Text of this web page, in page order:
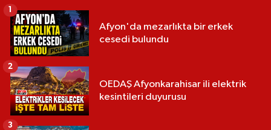
Afyon'da mezarlıkta bir erkek
cesedi bulundu
1
OEDAŞ Afyonkarahisar ili elektrik
kesintileri duyurusu
2
3